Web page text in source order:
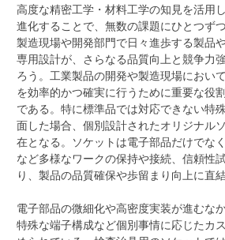
高度な精密工学・材料工学の知見を活用
進化することで、無数の課題にひとつず
製造現場や開発部門で日々進歩する製品
専用設計が、さらなる品質向上と競争力
ろう。工業製品の開発や製造現場におい
を効率的かつ確実に行うために重要な役
である。特に標準品では対応できない特
面した場合、個別設計されたオリジナル
在となる。ソケットは電子部品だけでな
など多様なワークの保持や接続、信頼性
り、製品の品質確保や歩留まり向上に直結
電子部品の微細化や高密度実装が進むな
特殊な端子構成など個別事情に応じたカ